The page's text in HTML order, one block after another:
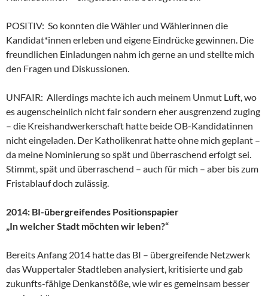
POSITIV: So konnten die Wähler und Wählerinnen die
Kandidat*innen erleben und eigene Eindrücke gewinnen. Die
freundlichen Einladungen nahm ich gerne an und stellte mich
den Fragen und Diskussionen.
UNFAIR: Allerdings machte ich auch meinem Unmut Luft, wo
es augenscheinlich nicht fair sondern eher ausgrenzend zuging
– die Kreishandwerkerschaft hatte beide OB-Kandidatinnen
nicht eingeladen. Der Katholikenrat hatte ohne mich geplant –
da meine Nominierung so spät und überraschend erfolgt sei.
Stimmt, spät und überraschend – auch für mich – aber bis zum
Fristablauf doch zulässig.
2014: BI-übergreifendes Positionspapier
„In welcher Stadt möchten wir leben?“
Bereits Anfang 2014 hatte das BI – übergreifende Netzwerk
das Wuppertaler Stadtleben analysiert, kritisierte und gab
zukunfts-fähige Denkanstöße, wie wir es gemeinsam besser